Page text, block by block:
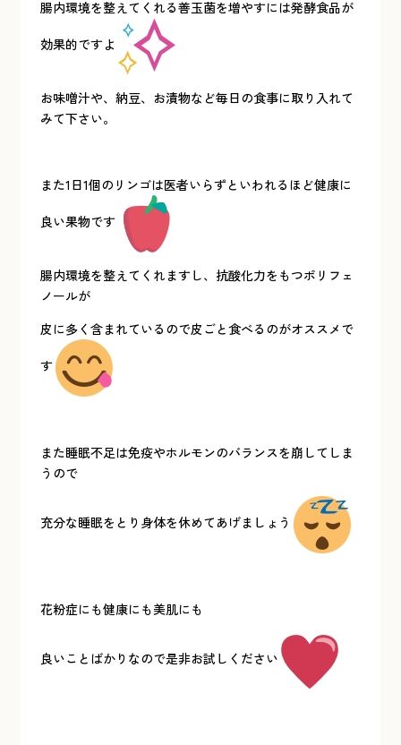
腸内環境を整えてくれる善玉菌を増やすには発酵食品が
効果的ですよ
お味噌汁や、納豆、お漬物など毎日の食事に取り入れて
みて下さい。
また1日1個のリンゴは医者いらずといわれるほど健康に
良い果物です
腸内環境を整えてくれますし、抗酸化力をもつポリフェ
ノールが
皮に多く含まれているので皮ごと食べるのがオススメで
す
また睡眠不足は免疫やホルモンのバランスを崩してしま
うので
充分な睡眠をとり身体を休めてあげましょう
花粉症にも健康にも美肌にも
良いことばかりなので是非お試しください